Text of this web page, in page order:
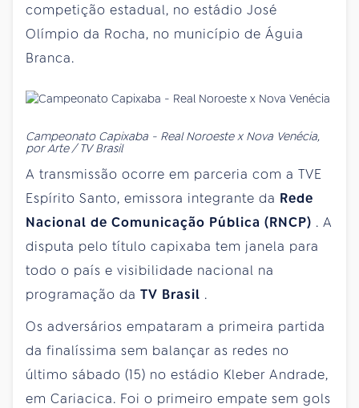
competição estadual, no estádio José
Olímpio da Rocha, no município de Águia
Branca.
Campeonato Capixaba - Real Noroeste x Nova Venécia,
por Arte / TV Brasil
A transmissão ocorre em parceria com a TVE
Espírito Santo, emissora integrante da Rede
Nacional de Comunicação Pública (RNCP) . A
disputa pelo título capixaba tem janela para
todo o país e visibilidade nacional na
programação da TV Brasil .
Os adversários empataram a primeira partida
da finalíssima sem balançar as redes no
último sábado (15) no estádio Kleber Andrade,
em Cariacica. Foi o primeiro empate sem gols